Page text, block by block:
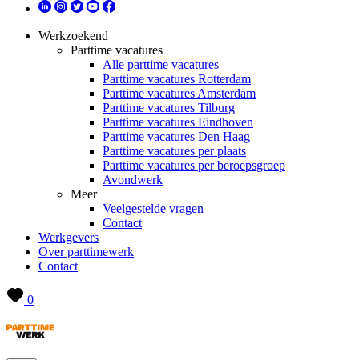
Werkzoekend
Parttime vacatures
Alle parttime vacatures
Parttime vacatures Rotterdam
Parttime vacatures Amsterdam
Parttime vacatures Tilburg
Parttime vacatures Eindhoven
Parttime vacatures Den Haag
Parttime vacatures per plaats
Parttime vacatures per beroepsgroep
Avondwerk
Meer
Veelgestelde vragen
Contact
Werkgevers
Over parttimewerk
Contact
0